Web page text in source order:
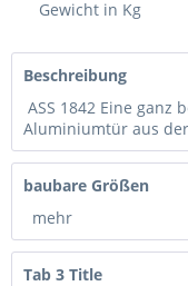
Gewicht in Kg
Beschreibung
ASS 1842 Eine ganz
Aluminiumtür aus der
baubare Größen
mehr
Tab 3 Title